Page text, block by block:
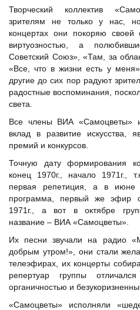
Творческий коллектив
зрителям не только у нас,
концертах они покоряю своей
виртуозностью, а
Советский Союз», «Там, за
«Все, что в жизни есть у
другие до сих пор радуют
радостные воспоминания,
света.
Все члены ВИА «Самоцветы»
вклад в развитие искусства,
премий и конкурсов.
Точную дату формирования
конец 1970г., начало 1971г.,
первая репетиция, а в июне
программа, первый же эфир
1971г., а вот в октябре
название – ВИА «Самоцветы».
Их песни звучали на радио
добрым утром!», они стали
телеэфирах, их концерты
репертуар группы отличался
органичностью и
«Самоцветы» исполняли